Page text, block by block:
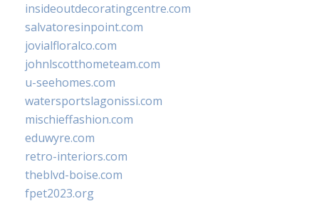
insideoutdecoratingcentre.com
salvatoresinpoint.com
jovialfloralco.com
johnlscotthometeam.com
u-seehomes.com
watersportslagonissi.com
mischieffashion.com
eduwyre.com
retro-interiors.com
theblvd-boise.com
fpet2023.org